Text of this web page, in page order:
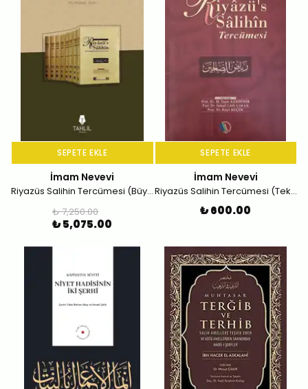
SEPETE EKLE
İmam Nevevi
Riyazüs Salihin Tercümesi (Büyük Boy-8 Cilt)
₺ 7,250.00
₺ 5,075.00
SEPETE EKLE
İmam Nevevi
Riyazüs Salihin Tercümesi (Tek Cilt)
₺ 600.00